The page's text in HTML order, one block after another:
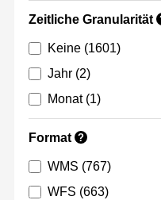
Zeitliche Granularität
Keine (1601)
Jahr (2)
Monat (1)
Format ?
WMS (767)
WFS (663)